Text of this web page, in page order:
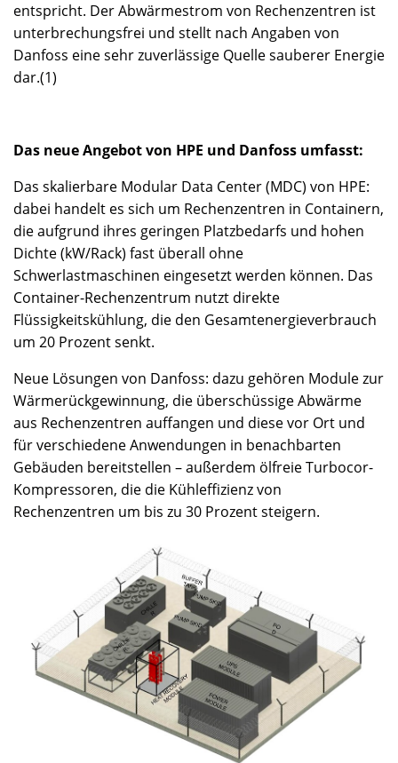
entspricht. Der Abwärmestrom von Rechenzentren ist
unterbrechungsfrei und stellt nach Angaben von
Danfoss eine sehr zuverlässige Quelle sauberer Energie
dar.(1)
Das neue Angebot von HPE und Danfoss umfasst:
Das skalierbare Modular Data Center (MDC) von HPE:
dabei handelt es sich um Rechenzentren in Containern,
die aufgrund ihres geringen Platzbedarfs und hohen
Dichte (kW/Rack) fast überall ohne
Schwerlastmaschinen eingesetzt werden können. Das
Container-Rechenzentrum nutzt direkte
Flüssigkeitskühlung, die den Gesamtenergieverbrauch
um 20 Prozent senkt.
Neue Lösungen von Danfoss: dazu gehören Module zur
Wärmerückgewinnung, die überschüssige Abwärme
aus Rechenzentren auffangen und diese vor Ort und
für verschiedene Anwendungen in benachbarten
Gebäuden bereitstellen – außerdem ölfreie Turbocor-
Kompressoren, die die Kühleffizienz von
Rechenzentren um bis zu 30 Prozent steigern.